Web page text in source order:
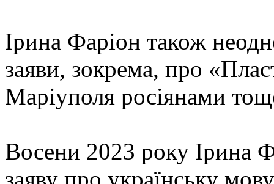
Ірина Фаріон також
заяви, зокрема, про
Маріуполя росіянами
Восени 2023 року Ірина
заяву про українську